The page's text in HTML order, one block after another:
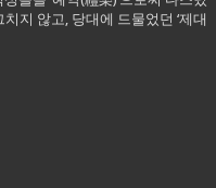
지 않고, 당대에 드물었던 ‘제대